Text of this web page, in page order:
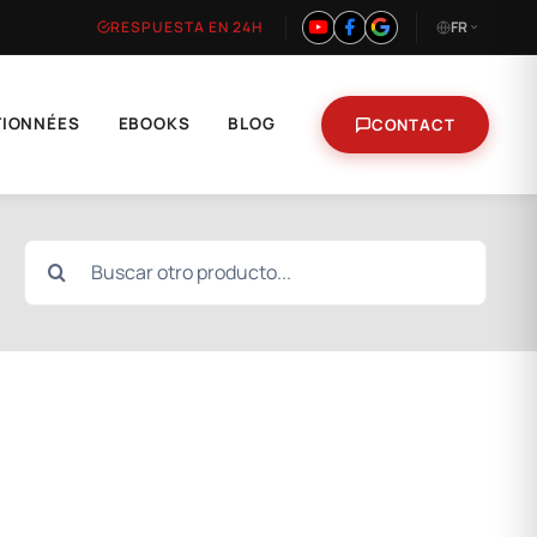
RESPUESTA EN 24H FR
EBOOKS BLOG CONTACT
Search
for: